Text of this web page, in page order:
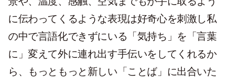
に伝わってくるような表現は好奇心を刺激し私
の中で言語化できずにいる「気持ち」を「言葉
に」変えて外に連れ出す手伝いをしてくれるか
ら、もっともっと新しい「ことば」に出合いた